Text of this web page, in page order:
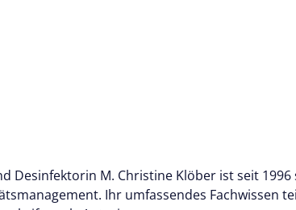
Desinfektorin M. Christine Klöber ist seit
Ihr umfassendes Fachwissen